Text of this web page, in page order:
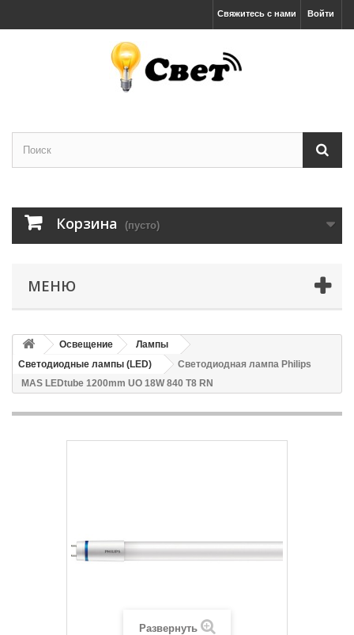
Войти
Свяжитесь с нами
Корзина (пусто)
МЕНЮ
Освещение
Лампы
Светодиодные лампы (LED)
Светодиодная лампа Philips
MAS LEDtube 1200mm UO 18W 840 T8 RN
Развернуть